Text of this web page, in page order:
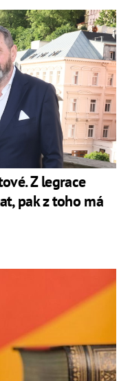
Z legrace
pak z toho má